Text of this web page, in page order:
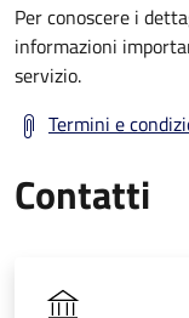
Per conoscere i
informazioni
servizio.
Termini e
Contatti